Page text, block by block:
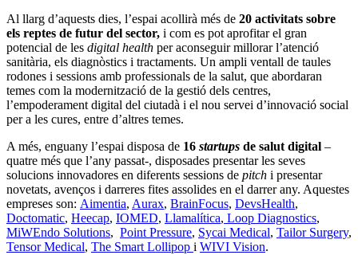
Al llarg d’aquests dies, l’espai acollirà més de 20 activitats sobre
els reptes de futur del sector, i com es pot aprofitar el gran
potencial de les digital health per aconseguir millorar l’atenció
sanitària, els diagnòstics i tractaments. Un ampli ventall de taules
rodones i sessions amb professionals de la salut, que abordaran
temes com la modernització de la gestió dels centres,
l’empoderament digital del ciutadà i el nou servei d’innovació social
per a les cures, entre d’altres temes.
A més, enguany l’espai disposa de 16 startups de salut digital –
quatre més que l’any passat-, disposades presentar les seves
solucions innovadores en diferents sessions de pitch i presentar
novetats, avenços i darreres fites assolides en el darrer any. Aquestes
empreses son: Aimentia, Aurax, BrainFocus, DevsHealth,
Doctomatic, Heecap, IOMED, Llamalítica, Loop Diagnostics,
MiWEndo Solutions, Point Pressure, Sycai Medical, Tailor Surgery,
Tensor Medical, The Smart Lollipop i WIVI Vision.